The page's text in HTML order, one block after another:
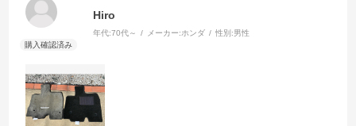
Hiro
年代:70代～ メーカー:ホンダ 性別:男性